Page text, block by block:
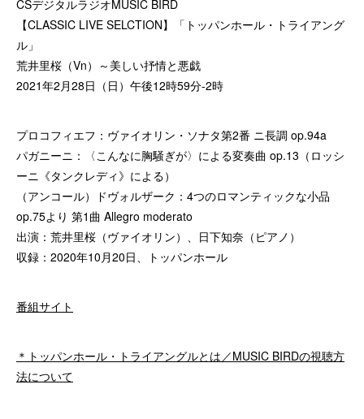
CSデジタルラジオMUSIC BIRD
【CLASSIC LIVE SELCTION】「トッパンホール・トライアング
ル」
荒井里桜（Vn）～美しい抒情と悪戯
2021年2月28日（日）午後12時59分-2時
プロコフィエフ：ヴァイオリン・ソナタ第2番 ニ長調 op.94a
パガニーニ：〈こんなに胸騒ぎが〉による変奏曲 op.13（ロッシ
ーニ《タンクレディ》による）
（アンコール）ドヴォルザーク：4つのロマンティックな小品
op.75より 第1曲 Allegro moderato
出演：荒井里桜（ヴァイオリン）、日下知奈（ピアノ）
収録：2020年10月20日、トッパンホール
番組サイト
＊トッパンホール・トライアングルとは／MUSIC BIRDの視聴方
法について